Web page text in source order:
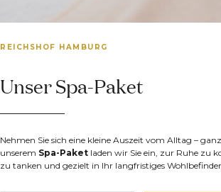
REICHSHOF HAMBURG
Unser Spa-Paket
Nehmen Sie sich eine kleine Auszeit vom Alltag –
unserem Spa-Paket laden wir Sie ein, zur Ruhe zu
zu tanken und gezielt in Ihr langfristiges